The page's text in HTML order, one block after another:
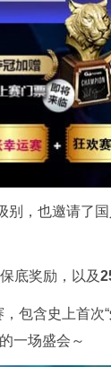
别，也邀请了国
底奖励，以及
包含史上首次“
一场盛会～